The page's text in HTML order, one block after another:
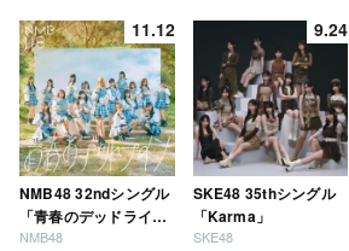
11.12
NMB48 32ndシングル
「青春のデッドライ
ン」
NMB48
9.24
SKE48 35thシングル
「Karma」
SKE48